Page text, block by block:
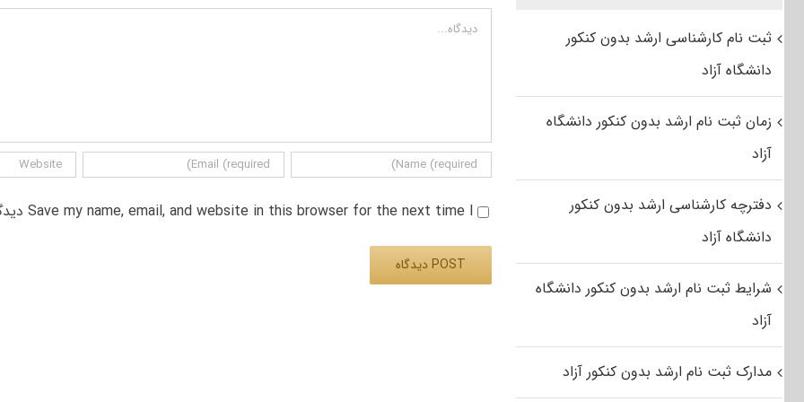
دیدگاه
Save my name, email, and website in this browser for the next time I دیدگاه.
ثبت نام کارشناسی ارشد بدون کنکور
دانشگاه آزاد
زمان ثبت نام ارشد بدون کنکور دانشگاه
آزاد
دفترچه کارشناسی ارشد بدون کنکور
دانشگاه آزاد
شرایط ثبت نام ارشد بدون کنکور دانشگاه
آزاد
مدارک ثبت نام ارشد بدون کنکور آزاد